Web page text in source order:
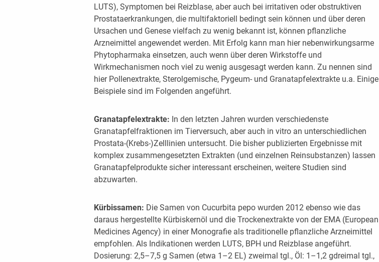
LUTS), Symptomen bei Reizblase, aber auch bei irritativen oder obstruktiven
Prostataerkrankungen, die multifaktoriell bedingt sein können und über deren
Ursachen und Genese vielfach zu wenig bekannt ist, können pflanzliche
Arzneimittel angewendet werden. Mit Erfolg kann man hier nebenwirkungsarme
Phytopharmaka einsetzen, auch wenn über deren Wirkstoffe und
Wirkmechanismen noch viel zu wenig ausgesagt werden kann. Zu nennen sind
hier Pollenextrakte, Sterolgemische, Pygeum- und Granatapfelextrakte u.a. Einige
Beispiele sind im Folgenden angeführt.
Granatapfelextrakte: In den letzten Jahren wurden verschiedenste
Granatapfelfraktionen im Tierversuch, aber auch in vitro an unterschiedlichen
Prostata-(Krebs-)Zelllinien untersucht. Die bisher publizierten Ergebnisse mit
komplex zusammengesetzten Extrakten (und einzelnen Reinsubstanzen) lassen
Granatapfelprodukte sicher interessant erscheinen, weitere Studien sind
abzuwarten.
Kürbissamen: Die Samen von Cucurbita pepo wurden 2012 ebenso wie das
daraus hergestellte Kürbiskernöl und die Trockenextrakte von der EMA (European
Medicines Agency) in einer Monografie als traditionelle pflanzliche Arzneimittel
empfohlen. Als Indikationen werden LUTS, BPH und Reizblase angeführt.
Dosierung: 2,5–7,5 g Samen (etwa 1–2 EL) zweimal tgl., Öl: 1–1,2 gdreimal tgl.,